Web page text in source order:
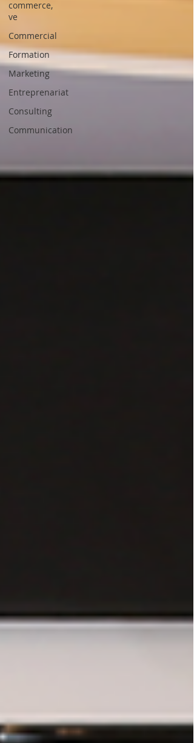
commerce,
ve
Commercial
Formation
Marketing
Entreprenariat
Consulting
Communication